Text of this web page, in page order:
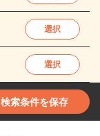
選択
選択
検索条件を保存